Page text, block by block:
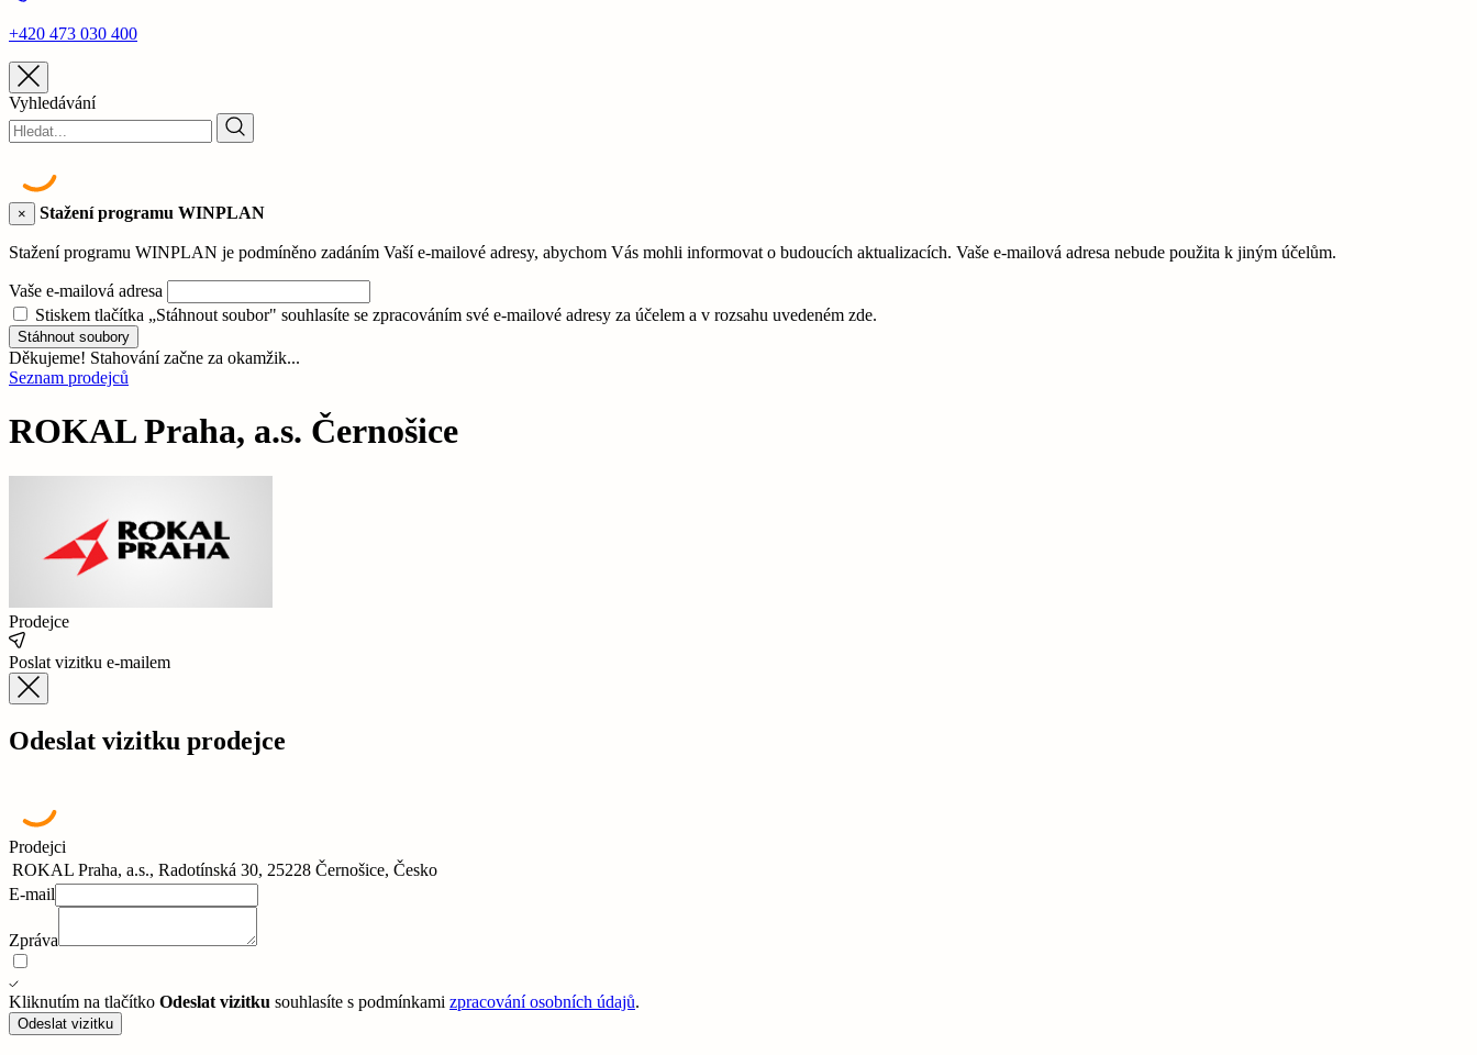
+420 473 030 400
Vyhledávání
× Stažení programu WINPLAN
Stažení programu WINPLAN je podmíněno zadáním Vaší e-mailové adresy, abychom Vás mohli informovat o budoucích aktualizacích. Vaše e-mailová adresa nebude použita k jiným účelům.
Vaše e-mailová adresa
Stiskem tlačítka „Stáhnout soubor" souhlasíte se zpracováním své e-mailové adresy za účelem a v rozsahu uvedeném zde.
Stáhnout soubory
Děkujeme! Stahování začne za okamžik...
Seznam prodejců
ROKAL Praha, a.s. Černošice
Prodejce
Poslat vizitku e-mailem
Odeslat vizitku prodejce
Prodejci
ROKAL Praha, a.s., Radotínská 30, 25228 Černošice, Česko
E-mail
Zpráva
Kliknutím na tlačítko Odeslat vizitku souhlasíte s podmínkami zpracování osobních údajů.
Odeslat vizitku